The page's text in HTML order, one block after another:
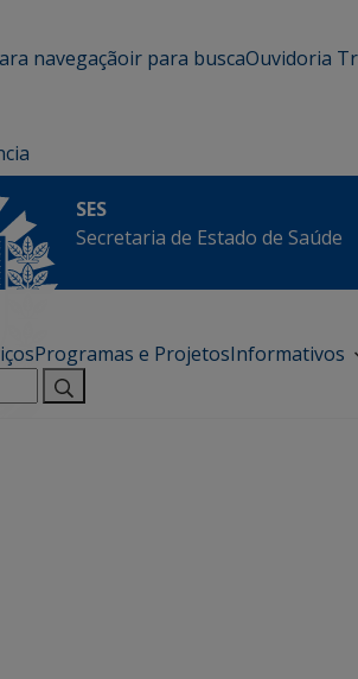
navegaçãoir para buscaOuvidoria
SES
Secretaria de Estado de Saúde
Programas e ProjetosInformativos